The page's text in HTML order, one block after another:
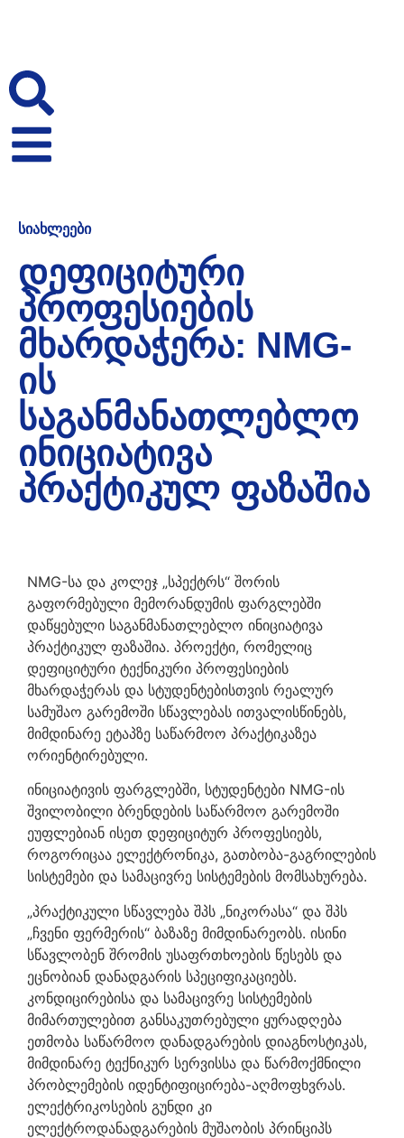
ᲡᲘᲐᲮᲚᲔᲔᲑᲘ
ᲓᲔᲤᲘᲪᲘᲢᲣᲠᲘ
ᲞᲠᲝᲤᲔᲡᲘᲔᲑᲘᲡ
ᲛᲮᲐᲠᲓᲐᲭᲔᲠᲐ: NMG-
ᲘᲡ
ᲡᲐᲒᲐᲜᲛᲐᲜᲐᲗᲚᲔᲑᲚᲝ
ᲘᲜᲘᲪᲘᲐᲢᲘᲕᲐ
ᲞᲠᲐᲥᲢᲘᲙᲣᲚ ᲤᲐᲖᲐᲨᲘᲐ
NMG-სა და კოლეჯ „სპექტრს“ შორის
გაფორმებული მემორანდუმის ფარგლებში
დაწყებული საგანმანათლებლო ინიციატივა
პრაქტიკულ ფაზაშია. პროექტი, რომელიც
დეფიციტური ტექნიკური პროფესიების
მხარდაჭერას და სტუდენტებისთვის რეალურ
სამუშაო გარემოში სწავლებას ითვალისწინებს,
მიმდინარე ეტაპზე საწარმოო პრაქტიკაზეა
ორიენტირებული.
ინიციატივის ფარგლებში, სტუდენტები NMG-ის
შვილობილი ბრენდების საწარმოო გარემოში
ეუფლებიან ისეთ დეფიციტურ პროფესიებს,
როგორიცაა ელექტრონიკა, გათბობა-გაგრილების
სისტემები და სამაცივრე სისტემების მომსახურება.
„პრაქტიკული სწავლება შპს „ნიკორასა“ და შპს
„ჩვენი ფერმერის“ ბაზაზე მიმდინარეობს. ისინი
სწავლობენ შრომის უსაფრთხოების წესებს და
ეცნობიან დანადგარის სპეციფიკაციებს.
კონდიცირებისა და სამაცივრე სისტემების
მიმართულებით განსაკუთრებული ყურადღება
ეთმობა საწარმოო დანადგარების დიაგნოსტიკას,
მიმდინარე ტექნიკურ სერვისსა და წარმოქმნილი
პრობლემების იდენტიფიცირება-აღმოფხვრას.
ელექტრიკოსების გუნდი კი
ელექტროდანადგარების მუშაობის პრინციპს